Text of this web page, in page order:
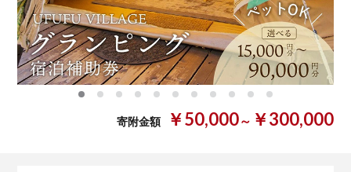
寄附金額 ￥50,000～ ￥300,000